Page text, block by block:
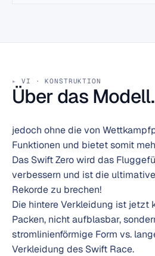
VI · KONSTRUKTION
Über das Modell.
jedoch ohne die von
Funktionen und bietet somit
Das Swift Zero wird das
verbessern und ist die
Rekorde zu brechen!
Die hintere Verkleidung ist jetzt
Packen, nicht aufblasbar,
stromlinienförmige Form vs.
Verkleidung des Swift Race.